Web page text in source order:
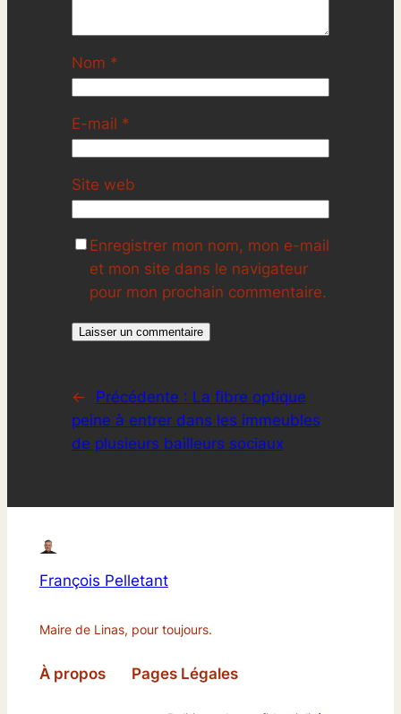
Nom *
E-mail *
Site web
Enregistrer mon nom, mon e-mail
et mon site dans le navigateur
pour mon prochain commentaire.
← Précédente : La fibre optique
peine à entrer dans les immeubles
de plusieurs bailleurs sociaux
François Pelletant
Maire de Linas, pour toujours.
À propos Pages Légales